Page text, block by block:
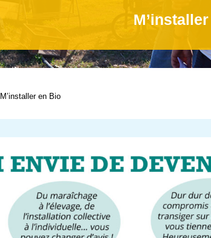
M’installer en Bio